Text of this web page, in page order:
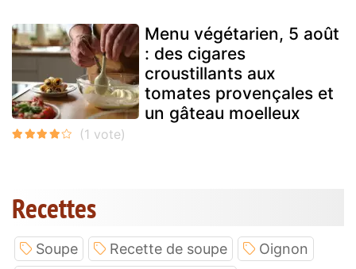
Menu végétarien, 5 août
: des cigares
croustillants aux
tomates provençales et
un gâteau moelleux
Recettes
Soupe Recette de soupe
Oignon